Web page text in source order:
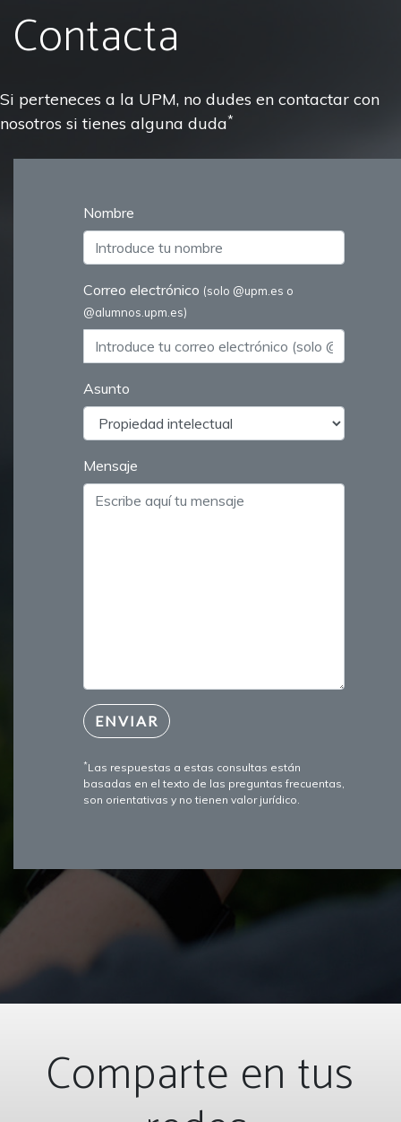
Contacta
Si perteneces a la UPM, no dudes en contactar con
nosotros si tienes alguna duda*
Nombre
Correo electrónico (solo @upm.es o
@alumnos.upm.es)
Asunto
Mensaje
*Las respuestas a estas consultas están
basadas en el texto de las preguntas frecuentas,
son orientativas y no tienen valor jurídico.
Comparte en tus